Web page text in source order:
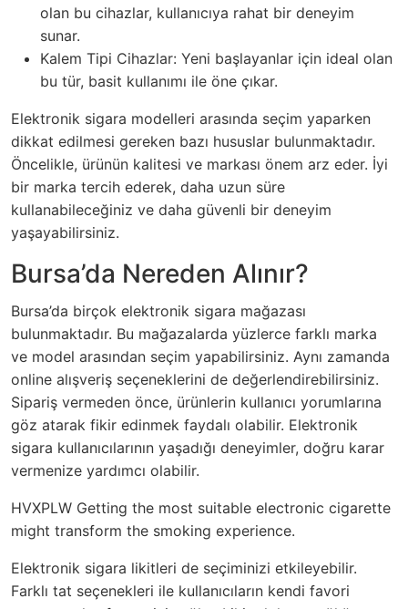
olan bu cihazlar, kullanıcıya rahat bir deneyim
sunar.
Kalem Tipi Cihazlar: Yeni başlayanlar için ideal olan
bu tür, basit kullanımı ile öne çıkar.
Elektronik sigara modelleri arasında seçim yaparken
dikkat edilmesi gereken bazı hususlar bulunmaktadır.
Öncelikle, ürünün kalitesi ve markası önem arz eder. İyi
bir marka tercih ederek, daha uzun süre
kullanabileceğiniz ve daha güvenli bir deneyim
yaşayabilirsiniz.
Bursa’da Nereden Alınır?
Bursa’da birçok elektronik sigara mağazası
bulunmaktadır. Bu mağazalarda yüzlerce farklı marka
ve model arasından seçim yapabilirsiniz. Aynı zamanda
online alışveriş seçeneklerini de değerlendirebilirsiniz.
Sipariş vermeden önce, ürünlerin kullanıcı yorumlarına
göz atarak fikir edinmek faydalı olabilir. Elektronik
sigara kullanıcılarının yaşadığı deneyimler, doğru karar
vermenize yardımcı olabilir.
HVXPLW Getting the most suitable electronic cigarette
might transform the smoking experience.
Elektronik sigara likitleri de seçiminizi etkileyebilir.
Farklı tat seçenekleri ile kullanıcıların kendi favori